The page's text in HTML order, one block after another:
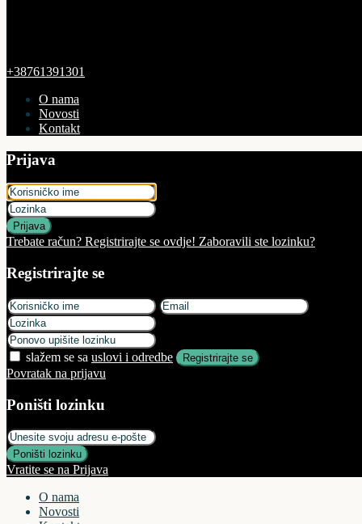
+38761391301
O nama
Novosti
Kontakt
Prijava
Prijava
Trebate račun? Registrirajte se ovdje! Zaboravili ste lozinku?
Registrirajte se
slažem se sa uslovi i odredbe Registrirajte se
Povratak na prijavu
Poništi lozinku
Poništi lozinku
Vratite se na Prijava
O nama
Novosti